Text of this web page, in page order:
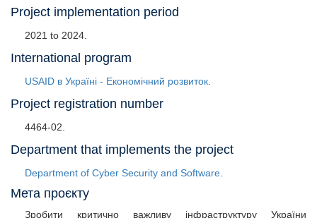
Project implementation period
2021 to 2024
International program
USAID в Україні - Економічний розвиток
Project registration number
4464-02.
Department that implements the project
Department of Cyber Security and Software
Мета проєкту
Зробити критично важливу інфраструктуру України